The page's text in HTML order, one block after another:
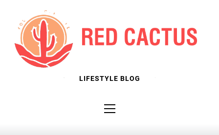
content
LIFESTYLE BLOG
Menu